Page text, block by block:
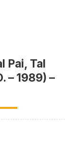
Pai, Tal
– 1989) –